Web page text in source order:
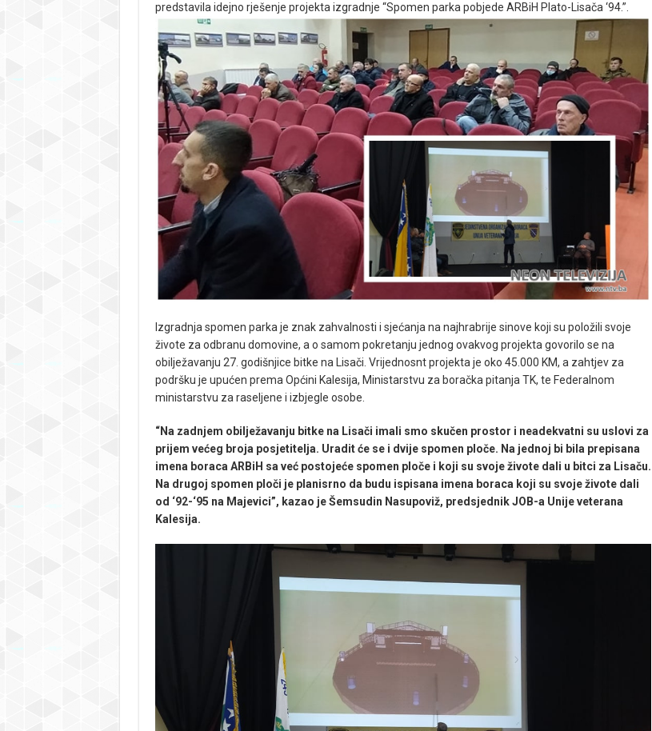
predstavila idejno rješenje projekta izgradnje “Spomen parka pobjede ARBiH Plato-Lisača ‘94.”.
Izgradnja spomen parka je znak zahvalnosti i sjećanja na najhrabrije sinove koji su položili svoje
živote za odbranu domovine, a o samom pokretanju jednog ovakvog projekta govorilo se na
obilježavanju 27. godišnjice bitke na Lisači. Vrijednosnt projekta je oko 45.000 KM, a zahtjev za
podršku je upućen prema Općini Kalesija, Ministarstvu za boračka pitanja TK, te Federalnom
ministarstvu za raseljene i izbjegle osobe.
“Na zadnjem obilježavanju bitke na Lisači imali smo skučen prostor i neadekvatni su uslovi za
prijem većeg broja posjetitelja. Uradit će se i dvije spomen ploče. Na jednoj bi bila prepisana
imena boraca ARBiH sa već postojeće spomen ploče i koji su svoje živote dali u bitci za Lisaču.
Na drugoj spomen ploči je planisrno da budu ispisana imena boraca koji su svoje živote dali
od ‘92-‘95 na Majevici”, kazao je Šemsudin Nasupoviž, predsjednik JOB-a Unije veterana
Kalesija.